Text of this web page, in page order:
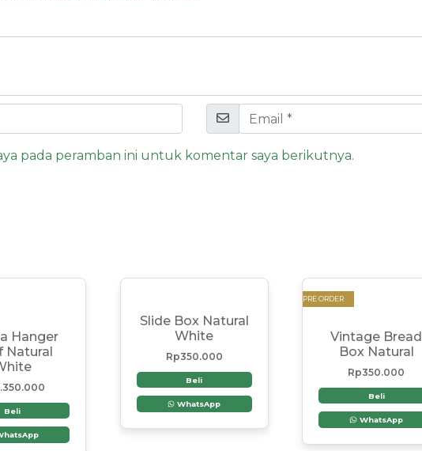
pada peramban ini untuk komentar saya berikutnya.
Hanger
Natural
Beli
Slide Box Natural
White
Rp350.000
Beli
WhatsApp
PRE ORDER
Vintage Bread
Box Natural
Rp350.000
Beli
WhatsApp